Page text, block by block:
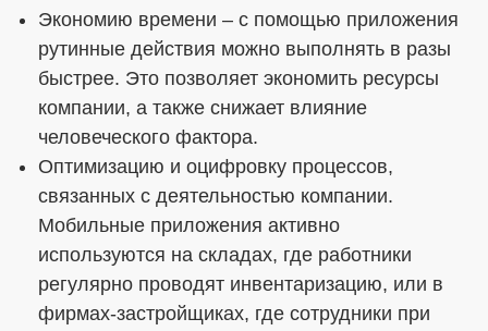
Экономию времени – с помощью приложения
рутинные действия можно выполнять в разы
быстрее. Это позволяет экономить ресурсы
компании, а также снижает влияние
человеческого фактора.
Оптимизацию и оцифровку процессов,
связанных с деятельностью компании.
Мобильные приложения активно
используются на складах, где работники
регулярно проводят инвентаризацию, или в
фирмах-застройщиках, где сотрудники при